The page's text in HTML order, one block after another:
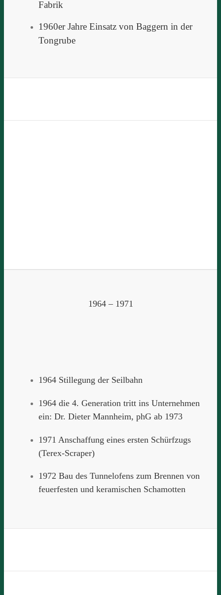
Fabrik
1960er Jahre Einsatz von Baggern in der
Tongrube
1964 – 1971
1964 Stillegung der Seilbahn
1964 die 4. Generation tritt ins Unternehmen
ein: Dr. Dieter Mannheim, phG ab 1973
1971 Anschaffung eines ersten Schürfzugs
(Terex-Scraper)
1972 Bau des Tunnelofens zum Brennen von
feuerfesten und keramischen Schamotten